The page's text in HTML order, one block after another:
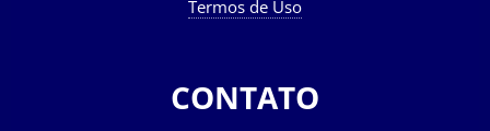
Termos de Uso
CONTATO